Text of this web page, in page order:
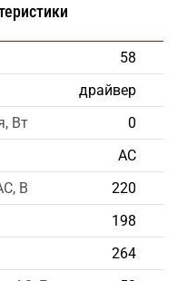
58
драйвер
Вт
0
AC
В
220
198
264